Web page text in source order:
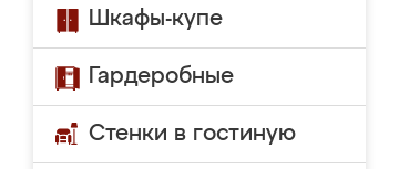
Шкафы-купе
Гардеробные
Стенки в гостиную